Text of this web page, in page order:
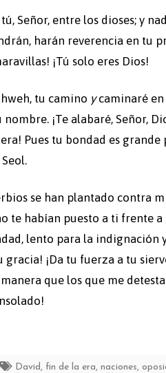
Señor, entre los dioses; y
harán reverencia en tu
¡Tú solo eres Dios!
tu camino ycaminaré en
nombre. ¡Te alabaré, Señor,
Pues tu bondad es
se han plantado contra
te habían puesto a ti frente a
lento para la indignación
gracia! ¡Da tu fuerza a tu
que los que me
David , fin de la era, naciones,